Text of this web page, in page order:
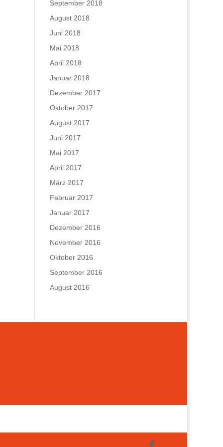
September 2018
August 2018
Juni 2018
Mai 2018
April 2018
Januar 2018
Dezember 2017
Oktober 2017
August 2017
Juni 2017
Mai 2017
April 2017
März 2017
Februar 2017
Januar 2017
Dezember 2016
November 2016
Oktober 2016
September 2016
August 2016